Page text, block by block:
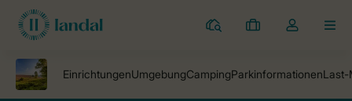
Ferienparks
Meine
Dropdown-